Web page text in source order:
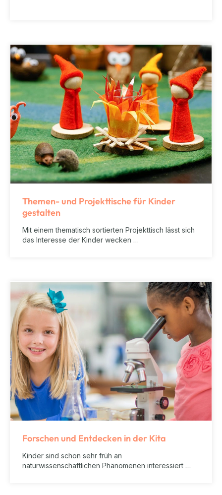
Themen- und Projekttische für Kinder
gestalten
Mit einem thematisch sortierten Projekttisch lässt sich
das Interesse der Kinder wecken …
Forschen und Entdecken in der Kita
Kinder sind schon sehr früh an
naturwissenschaftlichen Phänomenen interessiert …